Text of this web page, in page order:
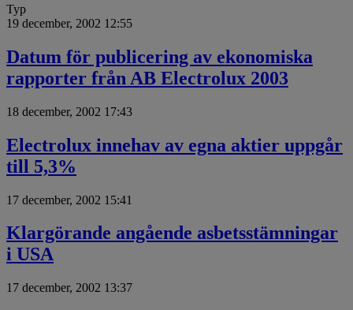
Typ
19 december, 2002 12:55
Datum för publicering av ekonomiska
rapporter från AB Electrolux 2003
18 december, 2002 17:43
Electrolux innehav av egna aktier uppgår
till 5,3%
17 december, 2002 15:41
Klargörande angående asbetsstämningar
i USA
17 december, 2002 13:37